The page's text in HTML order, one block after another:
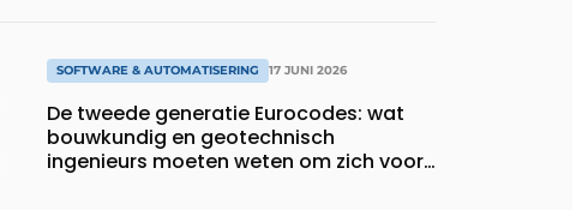
SOFTWARE & AUTOMATISERING 17 JUNI 2026
De tweede generatie Eurocodes: wat
bouwkundig en geotechnisch
ingenieurs moeten weten om zich voor